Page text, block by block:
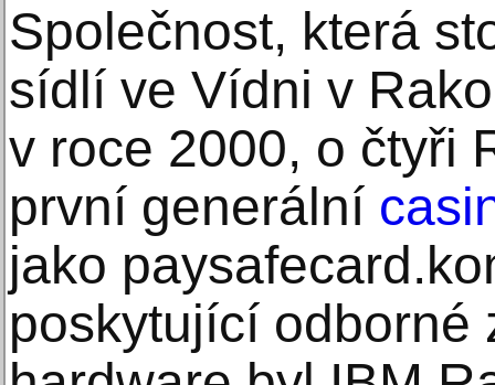
Společnost, která
sídlí ve Vídni v
v roce 2000, o čtyři
první generální
jako
poskytující odborné